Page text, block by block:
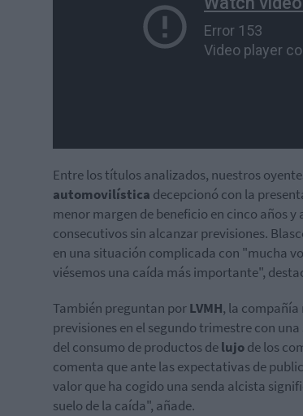
Entre los títulos analizados, nuestros
automovilística decepcionó con la
menor margen de beneficio en cinco años
consecutivos sin alcanzar previsiones.
en una situación complicada con "mucha
viésemos una caída más importante",
También preguntan porLVMH, la
previsiones en el segundo trimestre con
del consumo de productos delujode los
comenta que ante las expectativas de
valor que ha cogido una senda alcista
suelo de la caída", añade.